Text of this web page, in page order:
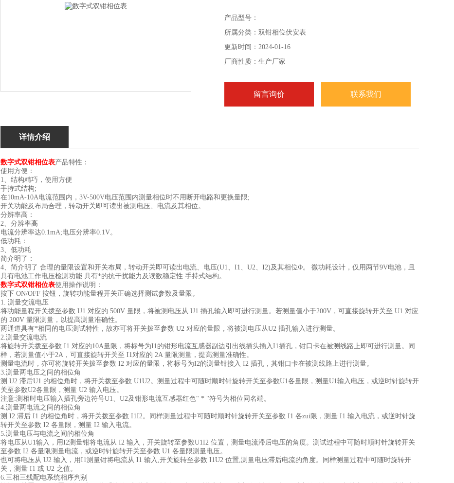
产品型号：
所属分类：双钳相位伏安表
更新时间：2024-01-16
厂商性质：生产厂家
留言询价 联系我们
详情介绍
数字式双钳相位表产品特性：
使用方便：
1、结构精巧，使用方便
手持式结构;
在10mA-10A电流范围内，3V-500V电压范围内测量相位时不用断开电路和更换量限;
开关功能及布局合理，转动开关即可读出被测电压、电流及其相位。
分辨率高：
2、分辨率高
电流分辨率达0.1mA;电压分辨率0.1V。
低功耗：
3、低功耗
简介明了：
4、简介明了 合理的量限设置和开关布局，转动开关即可读出电流、电压(U1、I1、U2、I2)及其相位Φ。 微功耗设计，仅用两节9V电池，且
具有电池工作电压检测功能 具有*的抗干扰能力及读数稳定性 手持式结构。
数字式双钳相位表使用操作说明：
按下 ON/OFF 按钮，旋转功能量程开关正确选择测试参数及量限。
1. 测量交流电压
将功能量程开关拨至参数 U1 对应的 500V 量限，将被测电压从 U1 插孔输入即可进行测量。若测量值小于200V，可直接旋转开关至 U1 对应
的 200V 量限测量，以提高测量准确性。
两通道具有*相同的电压测试特性，故亦可将开关拨至参数 U2 对应的量限，将被测电压从U2 插孔输入进行测量。
2.测量交流电流
将旋转开关拨至参数 I1 对应的10A量限，将标号为I1的钳形电流互感器副边引出线插头插入I1插孔，钳口卡在被测线路上即可进行测量。同
样，若测量值小于2A，可直接旋转开关至 I1对应的 2A 量限测量，提高测量准确性。
测量电流时，亦可将旋转开关拨至参数 I2 对应的量限，将标号为I2的测量钳接入 I2 插孔，其钳口卡在被测线路上进行测量。
3.测量两电压之间的相位角
测 U2 滞后U1 的相位角时，将开关拨至参数 U1U2。测量过程中可随时顺时针旋转开关至参数U1各量限，测量U1输入电压，或逆时针旋转开
关至参数U2各量限，测量 U2 输入电压。
注意:测相时电压输入插孔旁边符号U1、U2及钳形电流互感器红色" * "符号为相位同名端。
4.测量两电流之间的相位角
测 I2 滞后 I1 的相位角时，将开关拨至参数 I1I2。同样测量过程中可随时顺时针旋转开关至参数 I1 各zui限，测量 I1 输入电流，或逆时针旋
转开关至参数 I2 各量限，测量 I2 输入电流。
5.测量电压与电流之间的相位角
将电压从U1输入，用I2测量钳将电流从 I2 输入，开关旋转至参数U1I2 位置，测量电流滞后电压的角度。测试过程中可随时顺时针旋转开关
至参数 I2 各量限测量电流，或逆时针旋转开关至参数 U1 各量限测量电压。
也可将电压从 U2 输入，用I1测量钳将电流从 I1 输入,开关旋转至参数 I1U2 位置,测量电压滞后电流的角度。同样测量过程中可随时旋转开
关，测量 I1 或 U2 之值。
6.三相三线配电系统相序判别